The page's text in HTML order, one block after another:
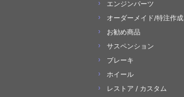
エンジンパーツ
オーダーメイド/特注作成
お勧め商品
サスペンション
ブレーキ
ホイール
レストア / カスタム